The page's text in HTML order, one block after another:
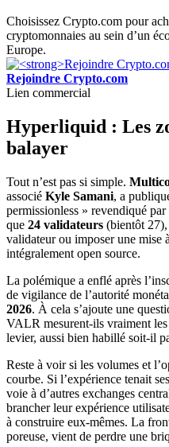
Choisissez Crypto.com pour
cryptomonnaies au sein d’un
Europe.
Rejoindre Crypto.com
Lien commercial
Hyperliquid : Les
balayer
Tout n’est pas si simple.
associé Kyle Samani, a
permissionless » revendiqué
que 24 validateurs (bientôt
validateur ou imposer une mise
intégralement open source.
La polémique a enflé après
de vigilance de l’autorité
2026. À cela s’ajoute une
VALR mesurent-ils vraiment
levier, aussi bien habillé soit-il
Reste à voir si les volumes et
courbe. Si l’expérience tenait
voie à d’autres exchanges
brancher leur expérience
à construire eux-mêmes. La
poreuse, vient de perdre une